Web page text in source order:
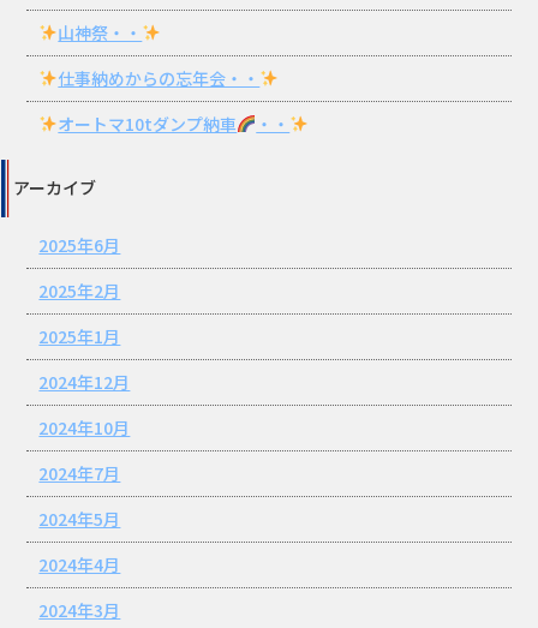
山神祭・・
仕事納めからの忘年会・・
オートマ10tダンプ納車
・・
アーカイブ
2025年6月
2025年2月
2025年1月
2024年12月
2024年10月
2024年7月
2024年5月
2024年4月
2024年3月